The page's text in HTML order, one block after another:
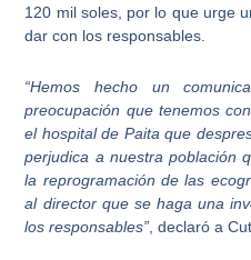
120 mil soles, por lo que urge
dar con los responsables.
“Hemos hecho un
preocupación que tenemos
el hospital de Paita que
perjudica a nuestra población
la reprogramación de las
al director que se haga una
los responsables” , declaró a